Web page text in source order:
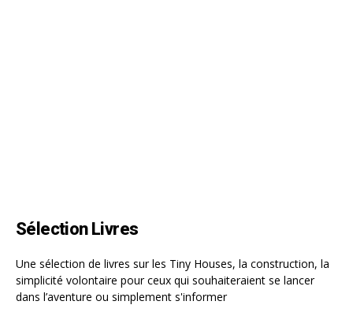
Sélection Livres
Une sélection de livres sur les Tiny Houses, la construction, la
simplicité volontaire pour ceux qui souhaiteraient se lancer
dans l’aventure ou simplement s'informer